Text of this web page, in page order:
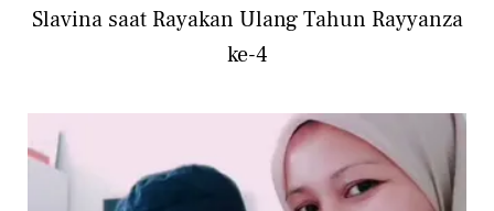
Slavina saat Rayakan Ulang Tahun Rayyanza
ke-4